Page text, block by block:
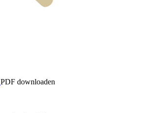
PDF downloaden